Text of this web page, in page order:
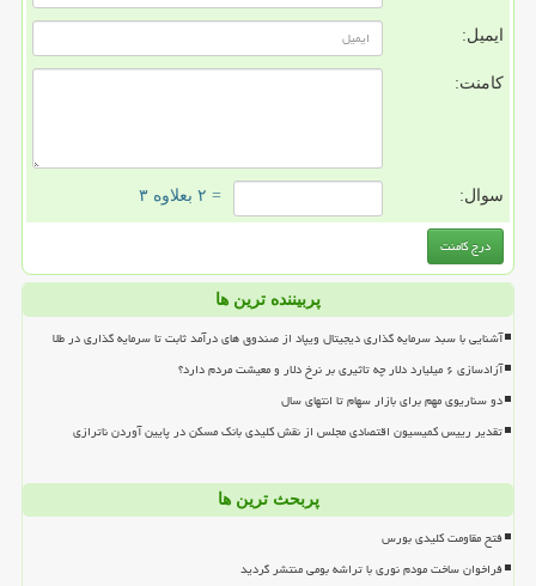
ایمیل:
کامنت:
سوال: = ۲ بعلاوه ۳
پربیننده ترین ها
آشنایی با سبد سرمایه گذاری دیجیتال ویپاد از صندوق های درآمد ثابت تا سرمایه گذاری در طلا
آزادسازی ۶ میلیارد دلار چه تاثیری بر نرخ دلار و معیشت مردم دارد؟
دو سناریوی مهم برای بازار سهام تا انتهای سال
تقدیر رییس کمیسیون اقتصادی مجلس از نقش کلیدی بانک مسکن در پایین آوردن ناترازی
پربحث ترین ها
فتح مقاومت کلیدی بورس
فراخوان ساخت مودم نوری با تراشه بومی منتشر گردید